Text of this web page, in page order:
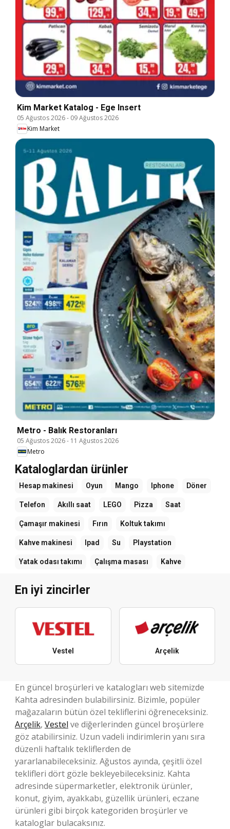
Kim Market Katalog - Ege Insert
05 Ağustos 2026- 09 Ağustos 2026
Kim Market
Metro - Balık Restoranları
05 Ağustos 2026- 11 Ağustos 2026
Metro
Kataloglardan ürünler
Hesap makinesi Oyun Mango Iphone Döner
Telefon Akıllı saat LEGO Pizza Saat
Çamaşır makinesi Fırın Koltuk takımı
Kahve makinesi Ipad Su Playstation
Yatak odası takımı Çalışma masası Kahve
En iyi zincirler
Vestel Arçelik
En güncel broşürleri ve katalogları web sitemizde
Kahta adresinden bulabilirsiniz. Bizimle, popüler
mağazaların bütün özel tekliflerini öğreneceksiniz.
Arçelik, Vestel ve diğerlerinden güncel broşürlere
göz atabilirsiniz. Uzun vadeli indirimlerin yanı sıra
düzenli haftalık tekliflerden de
yararlanabileceksiniz. Ağustos ayında, çeşitli özel
teklifleri dört gözle bekleyebileceksiniz. Kahta
adresinde süpermarketler, elektronik ürünler,
konut, giyim, ayakkabı, güzellik ürünleri, eczane
ürünleri gibi birçok kategoriden broşürler ve
kataloglar bulacaksınız.